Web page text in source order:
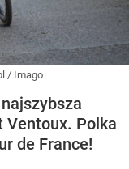
/ Imago
Ventoux. Polka
de France!